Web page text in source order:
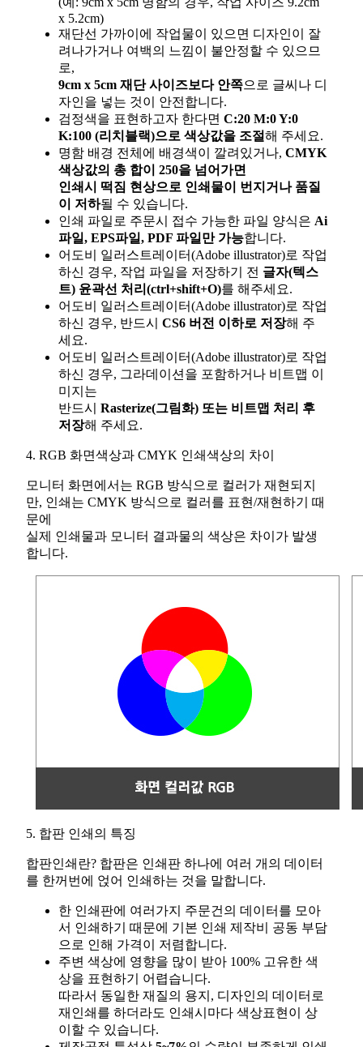
x 5.2cm)
재단선 가까이에 작업물이 있으면 디자인이 잘
려나가거나 여백의 느낌이 불안정할 수 있으므
로,
9cm x 5cm 재단 사이즈보다 안쪽으로 글씨나 디
자인을 넣는 것이 안전합니다.
검정색을 표현하고자 한다면 C:20 M:0 Y:0
K:100 (리치블랙)으로 색상값을 조절해 주세요.
명함 배경 전체에 배경색이 깔려있거나, CMYK
색상값의 총 합이 250을 넘어가면
인쇄시 떡짐 현상으로 인쇄물이 번지거나 품질
이 저하될 수 있습니다.
인쇄 파일로 주문시 접수 가능한 파일 양식은 Ai
파일, EPS파일, PDF 파일만 가능합니다.
어도비 일러스트레이터(Adobe illustrator)로 작업
하신 경우, 작업 파일을 저장하기 전 글자(텍스
트) 윤곽선 처리(ctrl+shift+O)를 해주세요.
어도비 일러스트레이터(Adobe illustrator)로 작업
하신 경우, 반드시 CS6 버전 이하로 저장해 주
세요.
어도비 일러스트레이터(Adobe illustrator)로 작업
하신 경우, 그라데이션을 포함하거나 비트맵 이
미지는
반드시 Rasterize(그림화) 또는 비트맵 처리 후
저장해 주세요.
4. RGB 화면색상과 CMYK 인쇄색상의 차이
모니터 화면에서는 RGB 방식으로 컬러가 재현되지
만, 인쇄는 CMYK 방식으로 컬러를 표현/재현하기 때
문에
실제 인쇄물과 모니터 결과물의 색상은 차이가 발생
합니다.
5. 합판 인쇄의 특징
합판인쇄란? 합판은 인쇄판 하나에 여러 개의 데이터
를 한꺼번에 얹어 인쇄하는 것을 말합니다.
한 인쇄판에 여러가지 주문건의 데이터를 모아
서 인쇄하기 때문에 기본 인쇄 제작비 공동 부담
으로 인해 가격이 저렴합니다.
주변 색상에 영향을 많이 받아 100% 고유한 색
상을 표현하기 어렵습니다.
따라서 동일한 재질의 용지, 디자인의 데이터로
재인쇄를 하더라도 인쇄시마다 색상표현이 상
이할 수 있습니다.